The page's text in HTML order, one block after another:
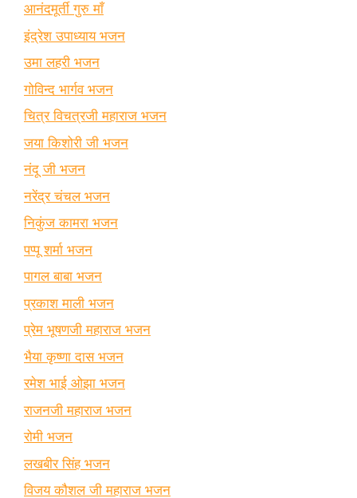
आनंदमूर्ती गुरु माँ
इंद्रेश उपाध्याय भजन
उमा लहरी भजन
गोविन्द भार्गव भजन
चित्र विचत्रजी महाराज भजन
जया किशोरी जी भजन
नंदू जी भजन
नरेंद्र चंचल भजन
निकुंज कामरा भजन
पप्पू शर्मा भजन
पागल बाबा भजन
प्रकाश माली भजन
प्रेम भूषणजी महाराज भजन
भैया कृष्णा दास भजन
रमेश भाई ओझा भजन
राजनजी महाराज भजन
रोमी भजन
लखबीर सिंह भजन
विजय कौशल जी महाराज भजन